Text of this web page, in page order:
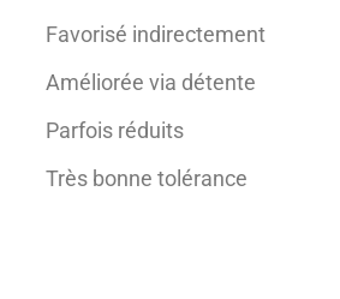
Favorisé indirectement
Améliorée via détente
Parfois réduits
Très bonne tolérance